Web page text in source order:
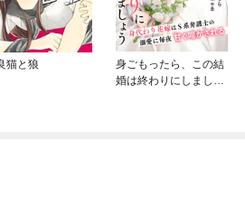
猫と狼
身ごもったら、この結
婚は終わりにしましょ